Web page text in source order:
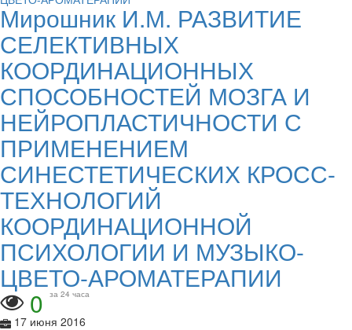
Мирошник И.М. РАЗВИТИЕ
СЕЛЕКТИВНЫХ
КООРДИНАЦИОННЫХ
СПОСОБНОСТЕЙ МОЗГА И
НЕЙРОПЛАСТИЧНОСТИ С
ПРИМЕНЕНИЕМ
СИНЕСТЕТИЧЕСКИХ КРОСС-
ТЕХНОЛОГИЙ
КООРДИНАЦИОННОЙ
ПСИХОЛОГИИ И МУЗЫКО-
ЦВЕТО-АРОМАТЕРАПИИ
0 за 24 часа
17 июня 2016